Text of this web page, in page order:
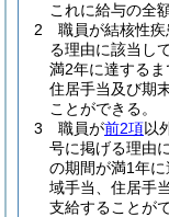
これに給与の全
2
職員が結核性
る理由に該当し
満2年に達するま
住居手当及び期
ことができる。
3
職員が前2項以
号に掲げる理由
の期間が満1年
域手当、住居手
支給することが